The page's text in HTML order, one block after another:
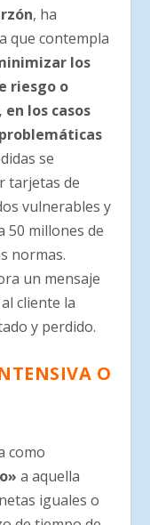
, ha
que contempla
los
riesgo o
los casos
se
tarjetas de
vulnerables y
50 millones de
normas.
un mensaje
cliente la
y perdido.
O
como
a aquella
iguales o